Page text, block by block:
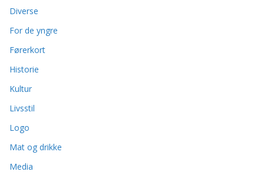
Diverse
For de yngre
Førerkort
Historie
Kultur
Livsstil
Logo
Mat og drikke
Media